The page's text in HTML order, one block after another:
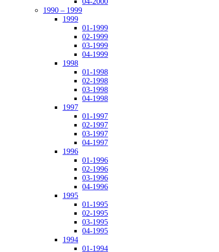
1990 – 1999
1999
01-1999
02-1999
03-1999
04-1999
1998
01-1998
02-1998
03-1998
04-1998
1997
01-1997
02-1997
03-1997
04-1997
1996
01-1996
02-1996
03-1996
04-1996
1995
01-1995
02-1995
03-1995
04-1995
1994
01-1994